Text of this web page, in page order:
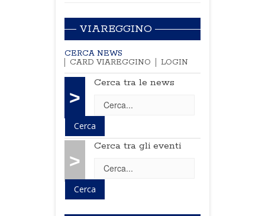
VIAREGGINO
CERCA NEWS
CARD VIAREGGINO
LOGIN
>
Cerca tra le news
>
Cerca tra gli eventi